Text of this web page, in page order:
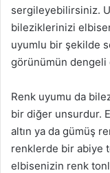
sergileyebilirsiniz.
bileziklerinizi
uyumlu bir şekilde
görünümün dengeli
Renk uyumu da
bir diğer unsurdur.
altın ya da gümüş
renklerde bir abiye
elbisenizin renk